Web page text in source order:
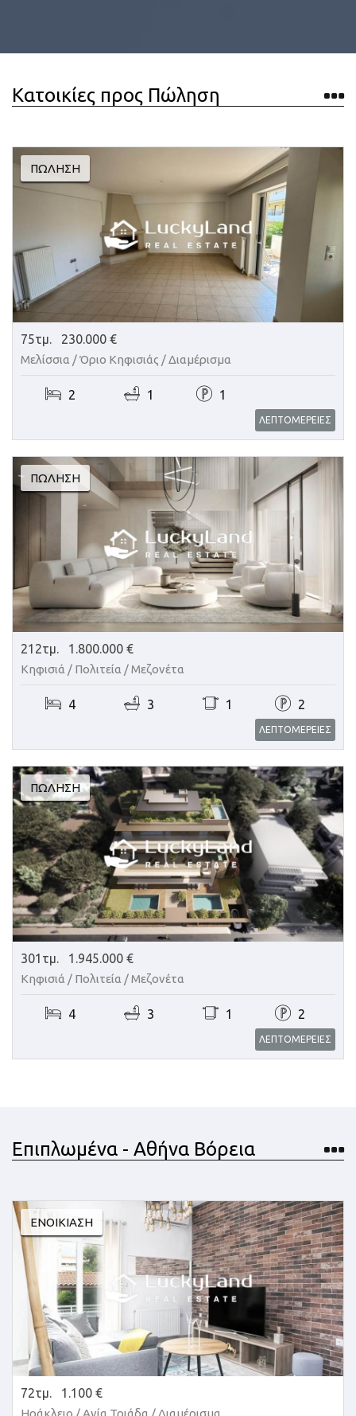
Κατοικίες προς Πώληση
ΠΏΛΗΣΗ
75τμ. 230.000 €
Μελίσσια / Όριο Κηφισιάς /Διαμέρισμα
2 1 1
ΛΕΠΤΟΜΕΡΕΙΕΣ
ΠΏΛΗΣΗ
212τμ. 1.800.000 €
Κηφισιά / Πολιτεία /Μεζονέτα
4 3 1 2
ΛΕΠΤΟΜΕΡΕΙΕΣ
ΠΏΛΗΣΗ
301τμ. 1.945.000 €
Κηφισιά / Πολιτεία /Μεζονέτα
4 3 1 2
ΛΕΠΤΟΜΕΡΕΙΕΣ
Επιπλωμένα - Αθήνα Βόρεια
ΕΝΟΙΚΊΑΣΗ
72τμ. 1.100 €
Ηράκλειο / Αγία Τριάδα / Διαμέρισμα